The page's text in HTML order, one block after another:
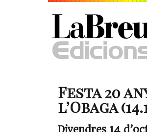
Festa 20
l’Obaga
Divendres 14